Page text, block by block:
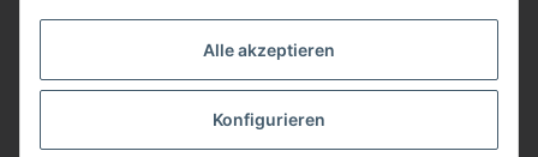
Alle akzeptieren
Konfigurieren